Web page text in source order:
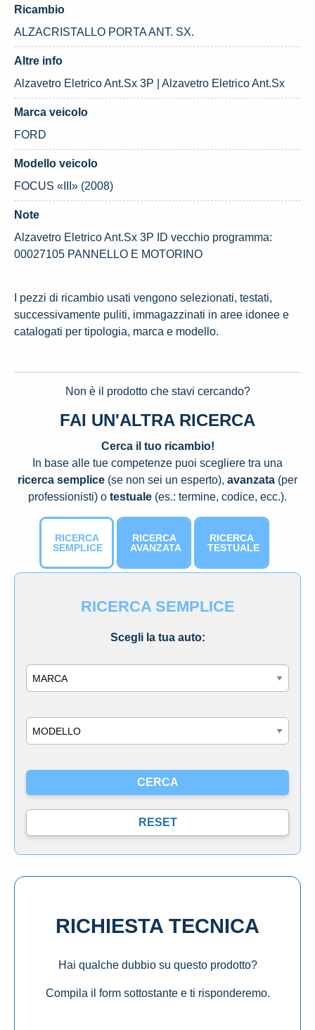
Ricambio
ALZACRISTALLO PORTA ANT. SX.
Altre info
Alzavetro Eletrico Ant.Sx 3P | Alzavetro Eletrico Ant.Sx
Marca veicolo
FORD
Modello veicolo
FOCUS «III» (2008)
Note
Alzavetro Eletrico Ant.Sx 3P ID vecchio programma:
00027105 PANNELLO E MOTORINO
I pezzi di ricambio usati vengono selezionati, testati,
successivamente puliti, immagazzinati in aree idonee e
catalogati per tipologia, marca e modello.
Non è il prodotto che stavi cercando?
FAI UN'ALTRA RICERCA
Cerca il tuo ricambio!
In base alle tue competenze puoi scegliere tra una
ricerca semplice (se non sei un esperto), avanzata (per
professionisti) o testuale (es.: termine, codice, ecc.).
RICERCA
SEMPLICE
RICERCA
AVANZATA
RICERCA
TESTUALE
RICERCA SEMPLICE
Scegli la tua auto:
RICHIESTA TECNICA
Hai qualche dubbio su questo prodotto?
Compila il form sottostante e ti risponderemo.